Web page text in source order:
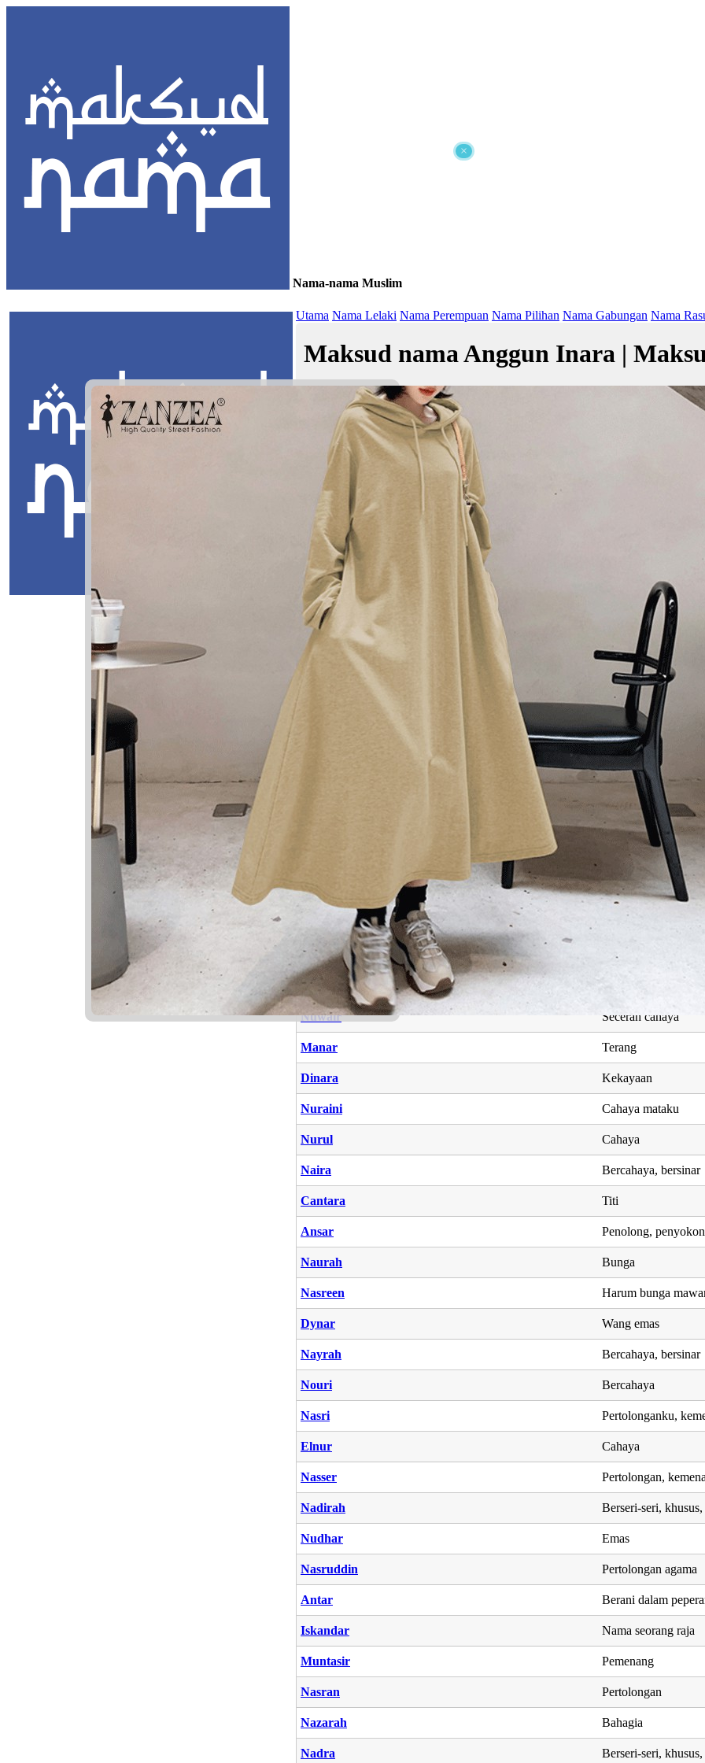
×
Nama-nama Muslim
Utama Nama Lelaki Nama Perempuan Nama Pilihan Nama Gabungan Nama
Maksud nama Anggun Inara |
Anggun Inara bermaksud Cantik, menawan; Berkarisma, pintar
اڠڬون إناره
Masukkan Nama:
Anggun Inara
اڠڬون إناره
Anggun: Cantik, menawan
Inara: Berkarisma, pintar
✚ Baju Baby Custom Nama
Nama Yang Berkaitan dengan Anggun Inara
Nurina Bercahaya
Mahneera Profesional
Nuwair Secerah cahaya
Manar Terang
Dinara Kekayaan
Nuraini Cahaya mataku
Nurul Cahaya
Naira Bercahaya, bersinar
Cantara Titi
Ansar Penolong,
Naurah Bunga
Nasreen Harum bunga
Dynar Wang emas
Nayrah Bercahaya, bersinar
Nouri Bercahaya
Nasri Pertolonganku,
Elnur Cahaya
Nasser Pertolongan,
Nadirah Berseri-seri,
Nudhar Emas
Nasruddin Pertolongan agama
Antar Berani dalam
Iskandar Nama seorang raja
Muntasir Pemenang
Nasran Pertolongan
Nazarah Bahagia
Nadra Berseri-seri,